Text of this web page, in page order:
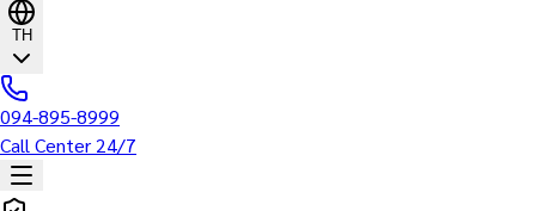
TH
094-895-8999
Call Center 24/7